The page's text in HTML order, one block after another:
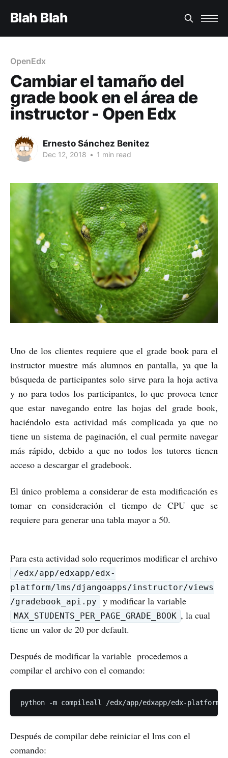
Blah Blah
OpenEdx
Cambiar el tamaño del
grade book en el área de
instructor - Open Edx
Ernesto Sánchez Benitez
Dec 12, 2018 • 1 min read
Uno de los clientes requiere que el grade book para el
instructor muestre más alumnos en pantalla, ya que la
búsqueda de participantes solo sirve para la hoja activa
y no para todos los participantes, lo que provoca tener
que estar navegando entre las hojas del grade book,
haciéndolo esta actividad más complicada ya que no
tiene un sistema de paginación, el cual permite navegar
más rápido, debido a que no todos los tutores tienen
acceso a descargar el gradebook.
El único problema a considerar de esta modificación es
tomar en consideración el tiempo de CPU que se
requiere para generar una tabla mayor a 50.
Para esta actividad solo requerimos modificar el archivo
/edx/app/edxapp/edx-
platform/lms/djangoapps/instructor/views
/gradebook_api.py
y modificar la variable
MAX_STUDENTS_PER_PAGE_GRADE_BOOK , la cual
tiene un valor de 20 por default.
Después de modificar la variable procedemos a
compilar el archivo con el comando:
Después de compilar debe reiniciar el lms con el
comando: